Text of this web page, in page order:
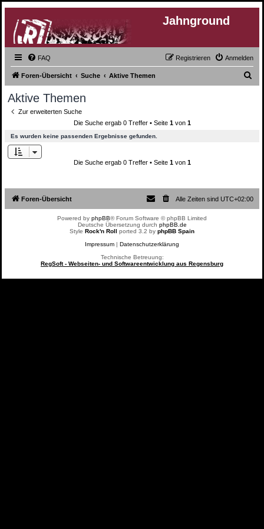
Jahnground
FAQ Anmelden
Registrieren
Foren-Übersicht Suche Aktive Themen
Aktive Themen
Zur erweiterten Suche
Die Suche ergab 0 Treffer • Seite 1von 1
Es wurden keine passenden Ergebnisse gefunden.
Die Suche ergab 0 Treffer • Seite 1von 1
Foren-Übersicht Alle Zeiten sind UTC+02:00
Powered by phpBB® Forum Software © phpBB Limited
Deutsche Übersetzung durch phpBB.de
Style Rock'n Roll ported 3.2 by phpBB Spain
Impressum | Datenschutzerklärung
Technische Betreuung:
RegSoft - Webseiten- und Softwareentwicklung aus Regensburg